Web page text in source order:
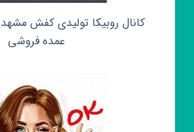
کانال روبیکا تولیدی کفش
عمده فروشی